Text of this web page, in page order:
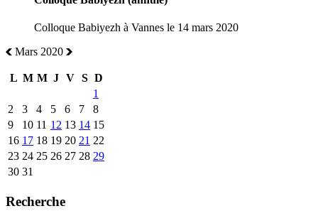
Colloque Babiyezh à Vannes le 14 mars 2020
Mars 2020
L M M J V S D
1
2
3 4 5 6 7
8
9
10 11 12 13 14 15
16 17 18 19 20 21 22
23 24 25 26 27 28 29
30 31
Recherche